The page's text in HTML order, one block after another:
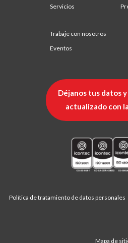
Servicios
Trabaje con nosotros
Eventos
Déjanos tus datos
actualizado con
Política de tratamiento de datos
Mapa de